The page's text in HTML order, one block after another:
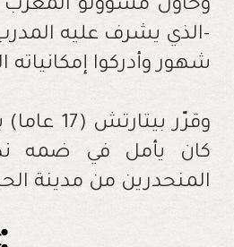
-الذي يشرف عليه
شهور وأدركوا إمكانياته
وقرّر
كان يأمل في ضمه
المنحدرين من مدينة